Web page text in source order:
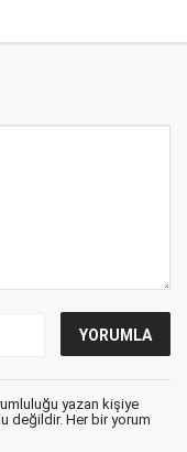
yazan kişiye
değildir. Her bir yorum